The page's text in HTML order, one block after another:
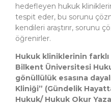
hedefleyen hukuk
tespit eder, bu sorunu
kendileri araştırır, sorunu
öğrenirler.
Hukuk kliniklerinin
Bilkent Üniversitesi
gönüllülük esasına
Kliniği” (Gündelik
Hukuk/ Hukuk Okur